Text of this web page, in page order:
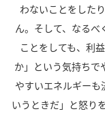
わないことをした
ん。そして、なる
ことをしても、利
か」という気持ちで
やすいエネルギーも
いうときだ」と怒り